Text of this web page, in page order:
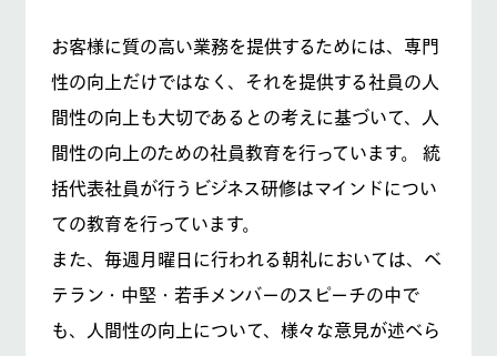
お客様に質の高い業務を提供するためには、専門
性の向上だけではなく、それを提供する社員の人
間性の向上も大切であるとの考えに基づいて、人
間性の向上のための社員教育を行っています。 統
括代表社員が行うビジネス研修はマインドについ
ての教育を行っています。
また、毎週月曜日に行われる朝礼においては、ベ
テラン・中堅・若手メンバーのスピーチの中で
も、人間性の向上について、様々な意見が述べら